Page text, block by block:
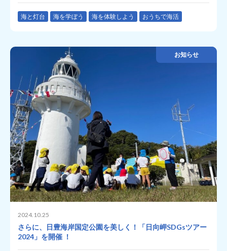
海と灯台 海を学ぼう 海を体験しよう おうちで海活
お知らせ
2024.10.25
さらに、日豊海岸国定公園を美しく！「日向岬SDGsツアー
2024」を開催 ！